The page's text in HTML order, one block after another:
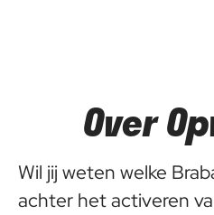
Over
Wil jij weten welke
achter het activeren